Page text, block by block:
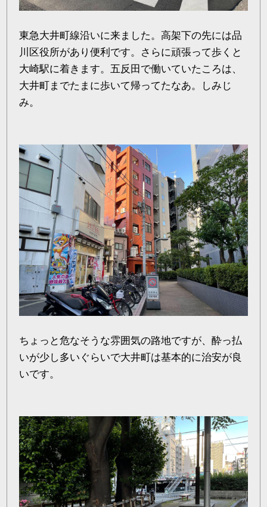
東急大井町線沿いに来ました。高架下の先には品
川区役所があり便利です。さらに頑張って歩くと
大崎駅に着きます。五反田で働いていたころは、
大井町までたまに歩いて帰ってたなあ。しみじ
み。
ちょっと危なそうな雰囲気の路地ですが、酔っ払
いが少し多いぐらいで大井町は基本的に治安が良
いです。